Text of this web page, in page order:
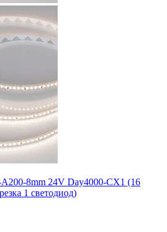
A200-8mm 24V Day4000-CX1 (16
1 светодиод)